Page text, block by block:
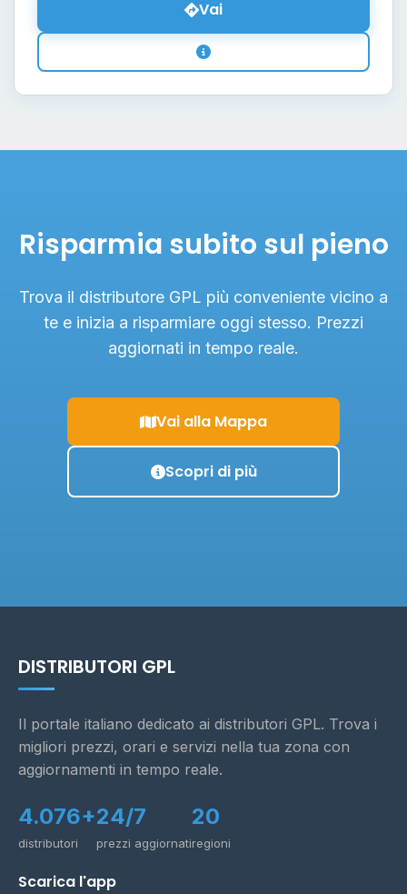
Vai
Risparmia subito sul pieno
Trova il distributore GPL più conveniente vicino a
te e inizia a risparmiare oggi stesso. Prezzi
aggiornati in tempo reale.
Vai alla Mappa
Scopri di più
DISTRIBUTORI GPL
Il portale italiano dedicato ai distributori GPL. Trova i
migliori prezzi, orari e servizi nella tua zona con
aggiornamenti in tempo reale.
4.076+
distributori
24/7
prezzi aggiornati
20
regioni
Scarica l'app